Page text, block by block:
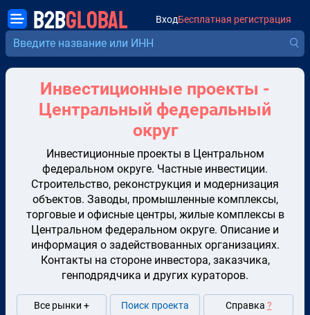
B2BGLOBAL ВходБесплатная регистрация
Инвестиционные проекты -
Центральный федеральный
округ
Инвестиционные проекты в Центральном
федеральном округе. Частные инвестиции.
Строительство, реконструкция и модернизация
объектов. Заводы, промышленные комплексы,
торговые и офисные центры, жилые комплексы в
Центральном федеральном округе. Описание и
информация о задействованных организациях.
Контакты на стороне инвестора, заказчика,
генподрядчика и других кураторов.
Все рынки + Поиск проекта Справка ?